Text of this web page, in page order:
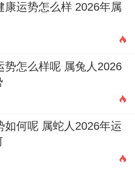
动。收入可能忽高忽
劳碌才能有所得，偏财
，极易血本无归，任何
后都可能隐藏陷阱，切
的破财风险？
财。与朋友、亲戚产生财
康运势怎么样 2026年属
势怎么样呢 属兔人2026
如何呢 属蛇人2026年运